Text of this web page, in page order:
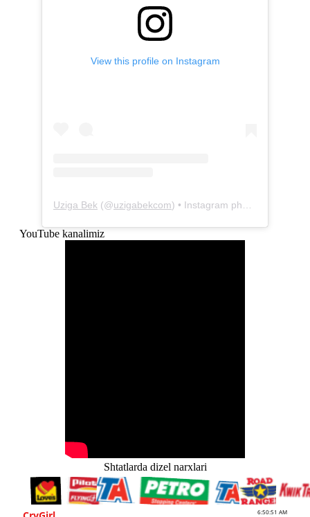
View this profile on Instagram
Uziga Bek (@uzigabekcom) • Instagram photos and videos
YouTube kanalimiz
Shtatlarda dizel narxlari